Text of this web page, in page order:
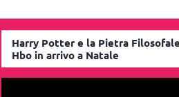
Harry Potter e la Pietra
Hbo in arrivo a Natale